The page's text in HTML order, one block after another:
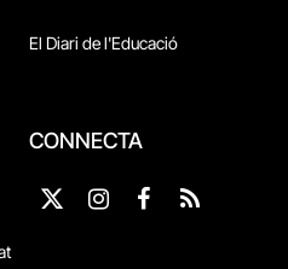
El Diari de l'Educació
CONNECTA
X
Instagram
Facebook
RSS